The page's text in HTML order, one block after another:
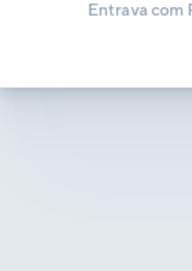
Entrava com